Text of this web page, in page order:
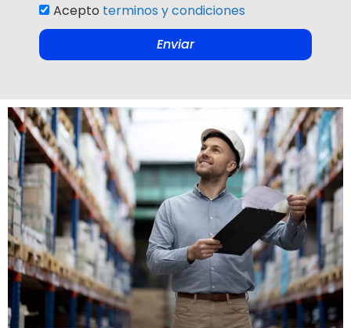
Acepto terminos y condiciones
Enviar